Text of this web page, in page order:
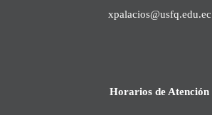
xpalacios@usfq.edu.ec
Horarios de Atención